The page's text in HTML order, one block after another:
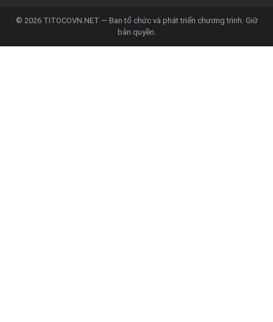
© 2026 TITOCOVN.NET — Ban tổ chức và phát triển chương trình. Giữ
bản quyền.